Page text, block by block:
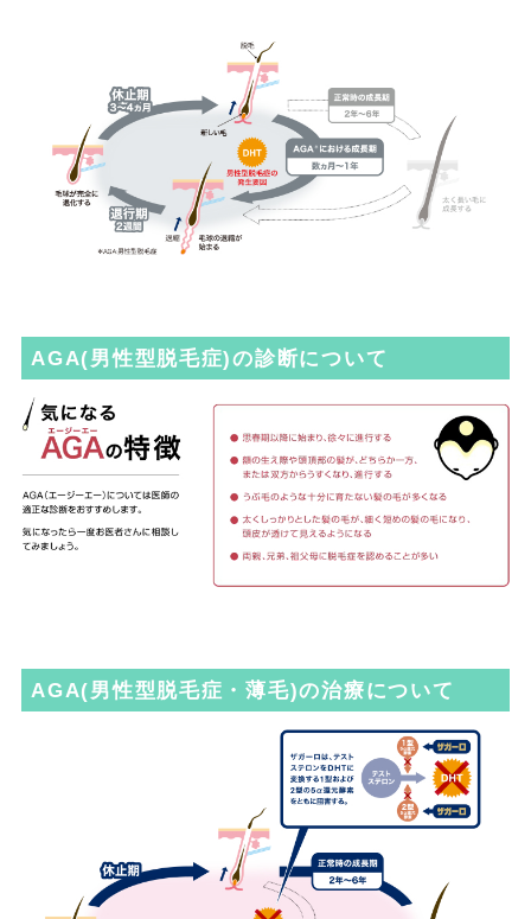
AGA(男性型脱毛症)の診断について
AGA(男性型脱毛症・薄毛)の治療について